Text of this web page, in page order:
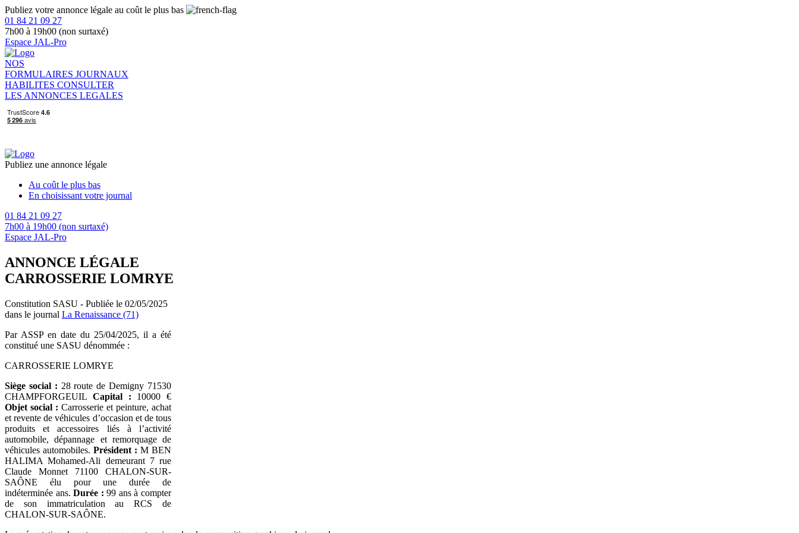
Publiez votre annonce légale au coût le plus bas
01 84 21 09 27
7h00 à 19h00 (non surtaxé)
Espace JAL-Pro
NOS
FORMULAIRES JOURNAUX
HABILITES CONSULTER
LES ANNONCES LEGALES
Publiez une annonce légale
Au coût le plus bas
En choisissant votre journal
01 84 21 09 27
7h00 à 19h00 (non surtaxé)
Espace JAL-Pro
ANNONCE LÉGALE
CARROSSERIE LOMRYE
Constitution SASU - Publiée le 02/05/2025
dans le journal La Renaissance (71)
Par ASSP en date du 25/04/2025, il a été
constitué une SASU dénommée :
CARROSSERIE LOMRYE
Siège social : 28 route de Demigny 71530
CHAMPFORGEUIL Capital : 10000 €
Objet social : Carrosserie et peinture, achat
et revente de véhicules d’occasion et de tous
produits et accessoires liés à l’activité
automobile, dépannage et remorquage de
véhicules automobiles. Président : M BEN
HALIMA Mohamed-Ali demeurant 7 rue
Claude Monnet 71100 CHALON-SUR-
SAÔNE élu pour une durée de
indéterminée ans.Durée : 99 ans à compter
de son immatriculation au RCS de
CHALON-SUR-SAÔNE.